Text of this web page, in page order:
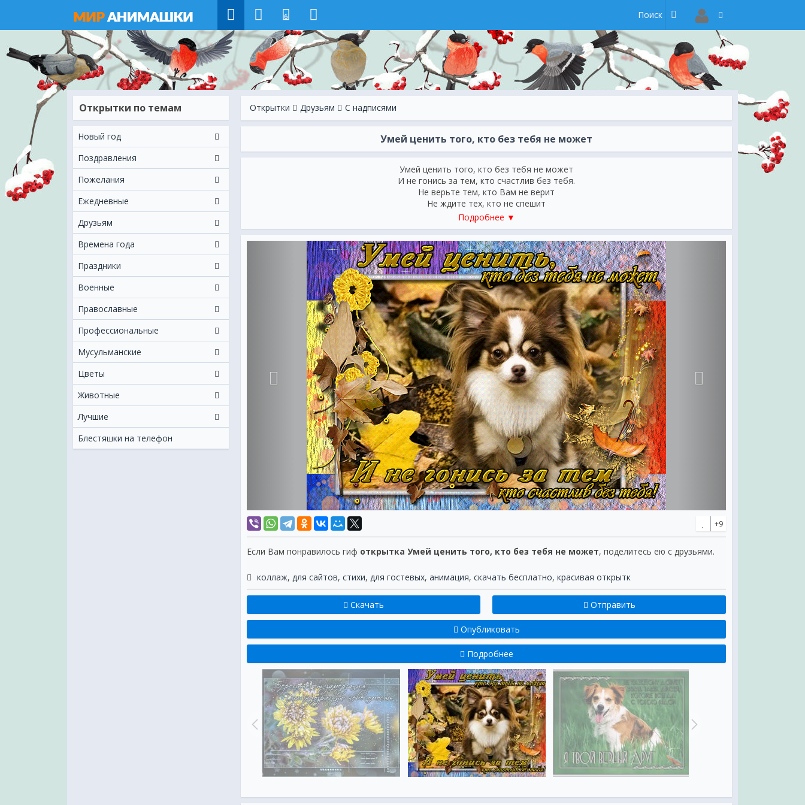
6
Открытки по темам
Новый год
Поздравления
Пожелания
Ежeдневные
Друзьям
Времена года
Праздники
Военные
Православные
Профессиональные
Мусульманские
Цветы
Животные
Лучшие
Блестяшки на телефон
Открытки Друзьям С надписями
Умей ценить того, кто без тебя не может
Умей ценить того, кто без тебя не может
И не гонись за тем, кто счастлив без тебя.
Не верьте тем, кто Вам не верит
Не ждите тех, кто не спешит
Нажать звонок у Вашей двери…
Когда беда ваш дом крушит.
Спешите к тем, кто жаждет встречи,
Кто Вас как личный праздник ждёт...
С кем раз в году прожитый вечер...
Питает душу целый год...
Храните тех, кто сердцу дорог,
Над кем не властны времена,
Кто и тогда ведет вас в гору.
Подробнее ▼
+9
Если Вам понравилось гиф открытка Умей ценить того, кто без тебя не может, поделитесь ею с друзьями.
коллаж, для сайтов, стихи, для гостевых, анимация, скачать бесплатно, красивая открытк
Скачать Отправить
Опубликовать
Подробнее